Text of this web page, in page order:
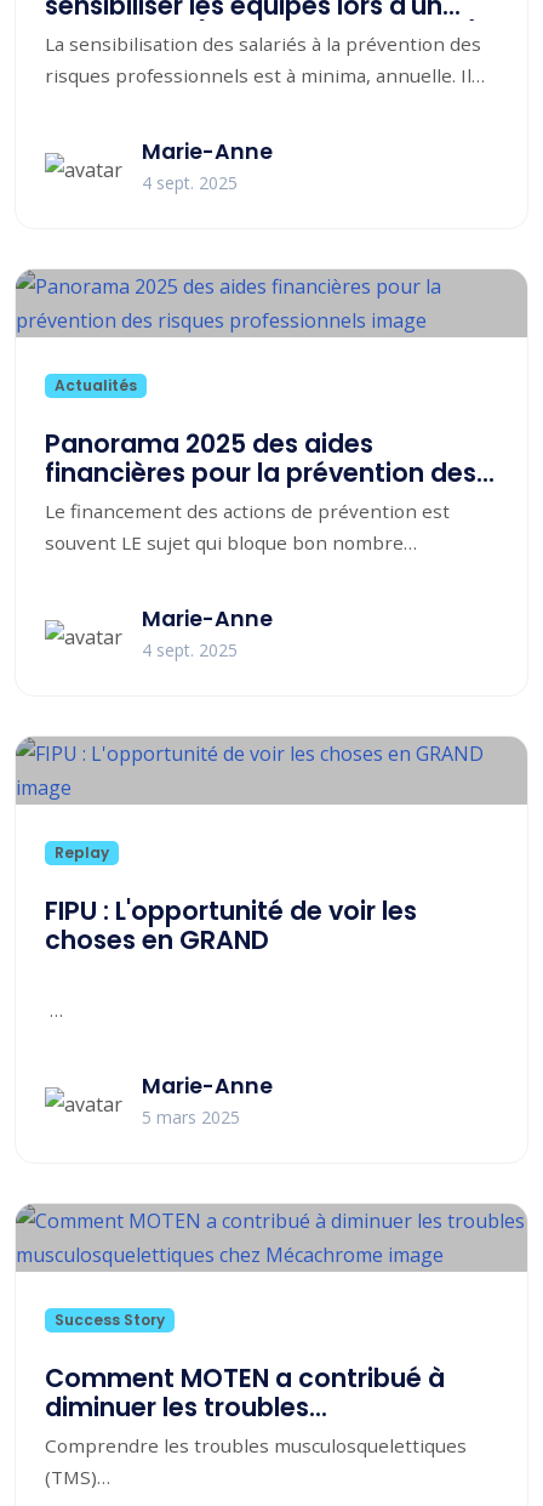
Safety Day (ou atelier prévention)
La sensibilisation des salariés à la prévention des
risques professionnels est à minima, annuelle. Il
Marie-Anne
4 sept. 2025
Actualités
Panorama 2025 des aides
financières pour la prévention des
risques professionnels
Le financement des actions de prévention est
souvent LE sujet qui bloque bon nombre
Marie-Anne
4 sept. 2025
Replay
FIPU : L'opportunité de voir les
choses en GRAND
Marie-Anne
5 mars 2025
Success Story
Comment MOTEN a contribué à
diminuer les troubles
musculosquelettiques chez
Mécachrome
Comprendre les troubles musculosquelettiques
(TMS)